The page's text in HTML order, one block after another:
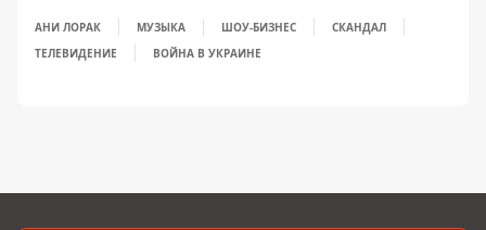
АНИ ЛОРАК МУЗЫКА ШОУ-БИЗНЕС
СКАНДАЛ
ТЕЛЕВИДЕНИЕ
ВОЙНА В УКРАИНЕ